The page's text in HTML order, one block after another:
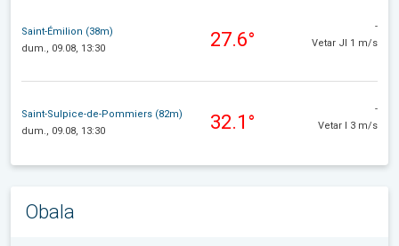
Saint-Émilion (38m)
dum., 09.08, 13:30
27.6°
-
Vetar JI 1 m/s
Saint-Sulpice-de-Pommiers (82m)
dum., 09.08, 13:30
32.1°
-
Vetar I 3 m/s
Obala